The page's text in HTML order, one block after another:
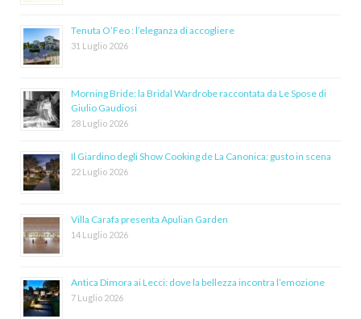
Tenuta O’Feo : l’eleganza di accogliere
31 Luglio 2026
Morning Bride: la Bridal Wardrobe raccontata da Le Spose di
Giulio Gaudiosi
28 Luglio 2026
Il Giardino degli Show Cooking de La Canonica: gusto in scena
22 Luglio 2026
Villa Carafa presenta Apulian Garden
14 Luglio 2026
Antica Dimora ai Lecci: dove la bellezza incontra l’emozione
7 Luglio 2026